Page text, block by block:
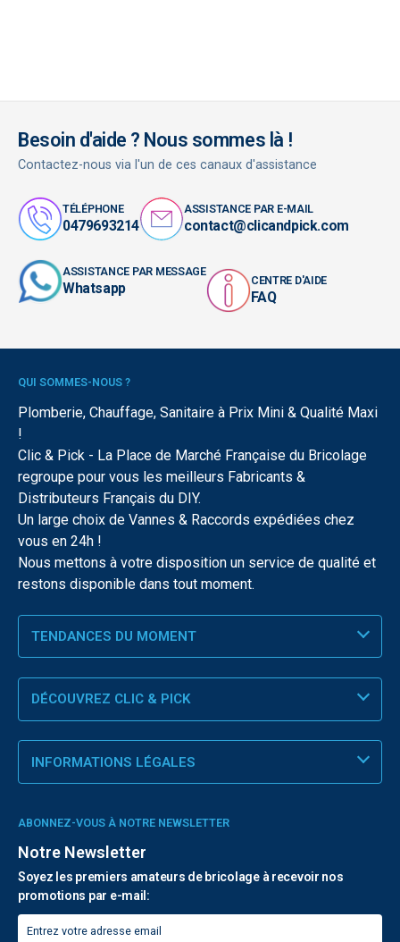
Besoin d'aide ? Nous sommes là !
Contactez-nous via l'un de ces canaux d'assistance
TÉLÉPHONE
0479693214
ASSISTANCE PAR E-MAIL
contact@clicandpick.com
ASSISTANCE PAR MESSAGE
Whatsapp CENTRE D'AIDE
FAQ
QUI SOMMES-NOUS ?
Plomberie, Chauffage, Sanitaire à Prix Mini & Qualité Maxi
!
Clic & Pick - La Place de Marché Française du Bricolage
regroupe pour vous les meilleurs Fabricants &
Distributeurs Français du DIY.
Un large choix de Vannes & Raccords expédiées chez
vous en 24h !
Nous mettons à votre disposition un service de qualité et
restons disponible dans tout moment.
TENDANCES DU MOMENT
DÉCOUVREZ CLIC & PICK
INFORMATIONS LÉGALES
ABONNEZ-VOUS À NOTRE NEWSLETTER
Notre Newsletter
Soyez les premiers amateurs de bricolage à recevoir nos
promotions par e-mail: